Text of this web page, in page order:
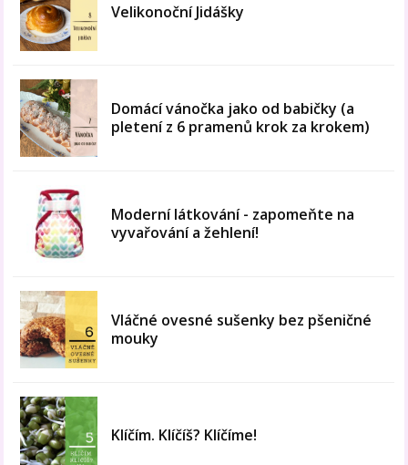
Velikonoční Jidášky
Domácí vánočka jako od babičky (a
pletení z 6 pramenů krok za krokem)
Moderní látkování - zapomeňte na
vyvařování a žehlení!
Vláčné ovesné sušenky bez pšeničné
mouky
Klíčím. Klíčíš? Klíčíme!